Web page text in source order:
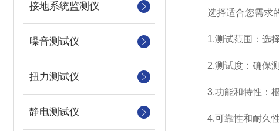
接地系统监测仪
噪音测试仪
扭力测试仪
静电测试仪
选择适合您需求的
1.测试范围：选择
2.测试度：确保测
3.功能和特性：根
4.可靠性和耐久性